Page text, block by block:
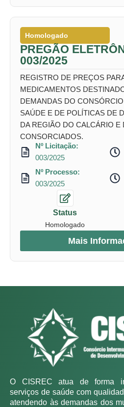
Homologado
PREGÃO
003/2025
REGISTRO DE PREÇOS
MEDICAMENTOS
DEMANDAS DO
SAÚDE E DE POLÍTICAS DE
DA REGIÃO DO CALCÁRIO E
CONSORCIADOS.
Nº Licitação:
003/2025
Nº Processo:
003/2025
Status
Homologado
Mais
O CISREC atua de forma
serviços de saúde com
atendendo às demandas dos